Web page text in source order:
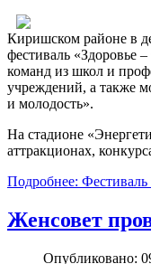
Киришском районе в
фестиваль «Здоровье
команд из школ и
учреждений, а также
и молодость».
На стадионе
аттракционах,
Подробнее:
Женсовет
Опубликовано: